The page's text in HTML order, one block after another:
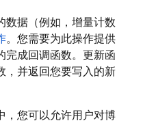
数据（例如，增量计数
。您需要为此操作提供
完成回调函数。更新函
，并返回您要写入的新
，您可以允许用户对博